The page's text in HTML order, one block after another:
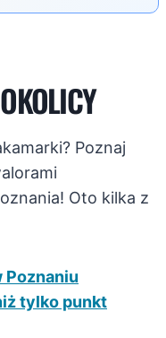
Poznaj
Oto kilka z
Poznaniu
tylko punkt